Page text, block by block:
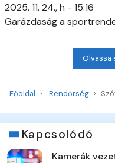
2025. 11. 24., h - 15:16
Garázdaság a
Olvassa
Főoldal Rendőrség
Kapcsolódó
Kamerák